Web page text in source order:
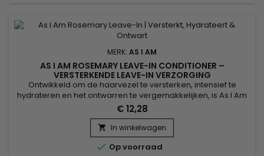
MERK: AS I AM
AS I AM ROSEMARY LEAVE-IN CONDITIONER –
VERSTERKENDE LEAVE-IN VERZORGING
Ontwikkeld om de haarvezel te versterken, intensief te
hydrateren en het ontwarren te vergemakkelijken, is As I Am
Rosemary Leave-In Conditioner een versterkende leave-in
met rozemarijn die ideaal is voor verzwakt, krullend,
getextureerd, fijn of dunner wordend haar. Het laat de
lengtes zacht, glad en soepel aanvoelen zonder vet effect.
Verrijkt met...
€ 12,28
 In winkelwagen
 Op voorraad